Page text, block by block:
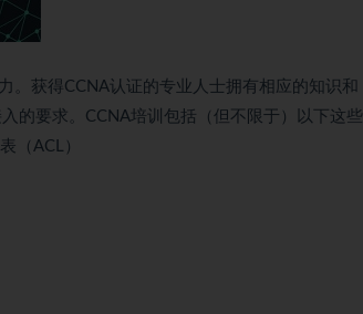
。获得CCNA认证的专业人士拥有相应的知识和
的要求。CCNA培训包括（但不限于）以下这些
（ACL）